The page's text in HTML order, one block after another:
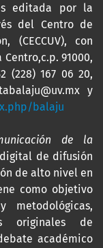
editada por la
del Centro de
(CECCUV), con
91000,
(228) 167 06 20,
y
balaju
de la
de difusión
de alto nivel en
como objetivo
metodológicas,
originales de
académico